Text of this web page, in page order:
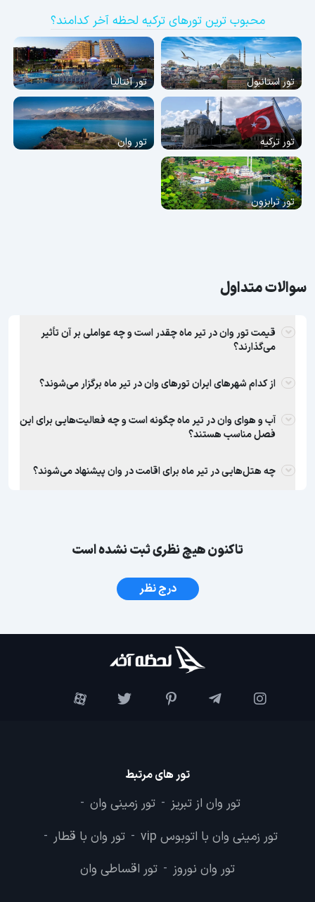
محبوب ترین تورهای ترکیه لحظه آخر کدامند؟
تور استانبول تور آنتالیا
تور ترکیه تور وان
تور ترابزون
سوالات متداول
قیمت تور وان در تیر ماه چقدر است و چه عواملی بر آن تأثیر
می‌گذارند؟
از کدام شهرهای ایران تورهای وان در تیر ماه برگزار می‌شوند؟
آب و هوای وان در تیر ماه چگونه است و چه فعالیت‌هایی برای این
فصل مناسب هستند؟
چه هتل‌هایی در تیر ماه برای اقامت در وان پیشنهاد می‌شوند؟
تاکنون هیچ نظری ثبت نشده است
درج نظر
تور های مرتبط
تور وان از تبریز - تور زمینی وان -
تور زمینی وان با اتوبوس vip - تور وان با قطار -
تور وان نوروز - تور اقساطی وان